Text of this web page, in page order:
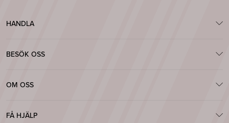
HANDLA
BESÖK OSS
OM OSS
FÅ HJÄLP